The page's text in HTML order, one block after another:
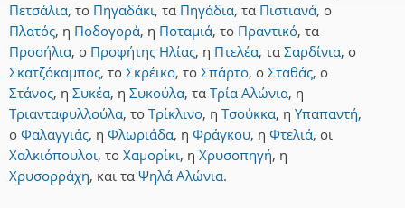
Πετσάλια, το Πηγαδάκι, τα Πηγάδια, τα Πιστιανά, ο
Πλατός, η Ποδογορά, η Ποταμιά, το Πραντικό, τα
Προσήλια, ο Προφήτης Ηλίας, η Πτελέα, τα Σαρδίνια, ο
Σκατζόκαμπος, το Σκρέικο, το Σπάρτο, ο Σταθάς, ο
Στάνος, η Συκέα, η Συκούλα, τα Τρία Αλώνια, η
Τριανταφυλλούλα, το Τρίκλινο, η Τσούκκα, η Υπαπαντή,
ο Φαλαγγιάς, η Φλωριάδα, η Φράγκου, η Φτελιά, οι
Χαλκιόπουλοι, το Χαμορίκι, η Χρυσοπηγή, η
Χρυσορράχη, και τα Ψηλά Αλώνια.